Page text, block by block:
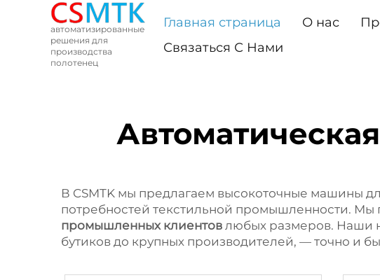
автоматизированные
решения для
производства
полотенец
Главная страница О нас
Связаться С Нами
В CSMTK мы предлагаем высокоточные машины
потребностей текстильной промышленности. Мы
промышленных клиентов любых размеров. Наши
бутиков до крупных производителей, — точно и